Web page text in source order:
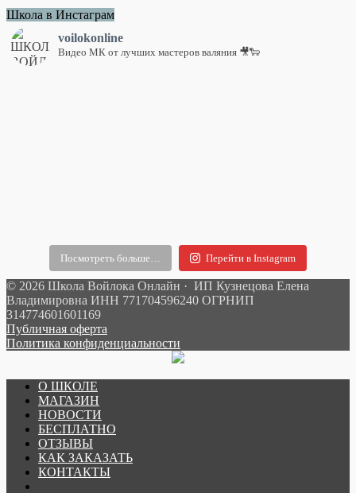
Школа в Инстаграм
voilokonline
Видео МК от лучших мастеров валяния 🎥🐑
Посмотреть больше… Перейти в Instagram
© 2026 Школа Войлока Онлайн · ИП Кузнецова Елена
Владимировна ИНН 771704596240 ОГРНИП
314774601601169
Публичная оферта
Политика конфиденциальности
О ШКОЛЕ
МАГАЗИН
НОВОСТИ
БЕСПЛАТНО
ОТЗЫВЫ
КАК ЗАКАЗАТЬ
КОНТАКТЫ